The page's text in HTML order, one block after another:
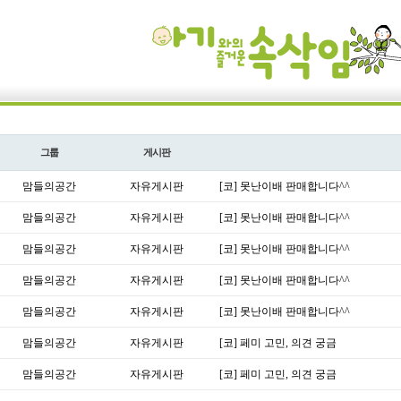
그룹 게시판
맘들의공간 자유게시판 [코] 못난이배 판매합니다^^
맘들의공간 자유게시판 [코] 못난이배 판매합니다^^
맘들의공간 자유게시판 [코] 못난이배 판매합니다^^
맘들의공간 자유게시판 [코] 못난이배 판매합니다^^
맘들의공간 자유게시판 [코] 못난이배 판매합니다^^
맘들의공간 자유게시판 [코] 페미 고민, 의견 궁금
맘들의공간 자유게시판 [코] 페미 고민, 의견 궁금